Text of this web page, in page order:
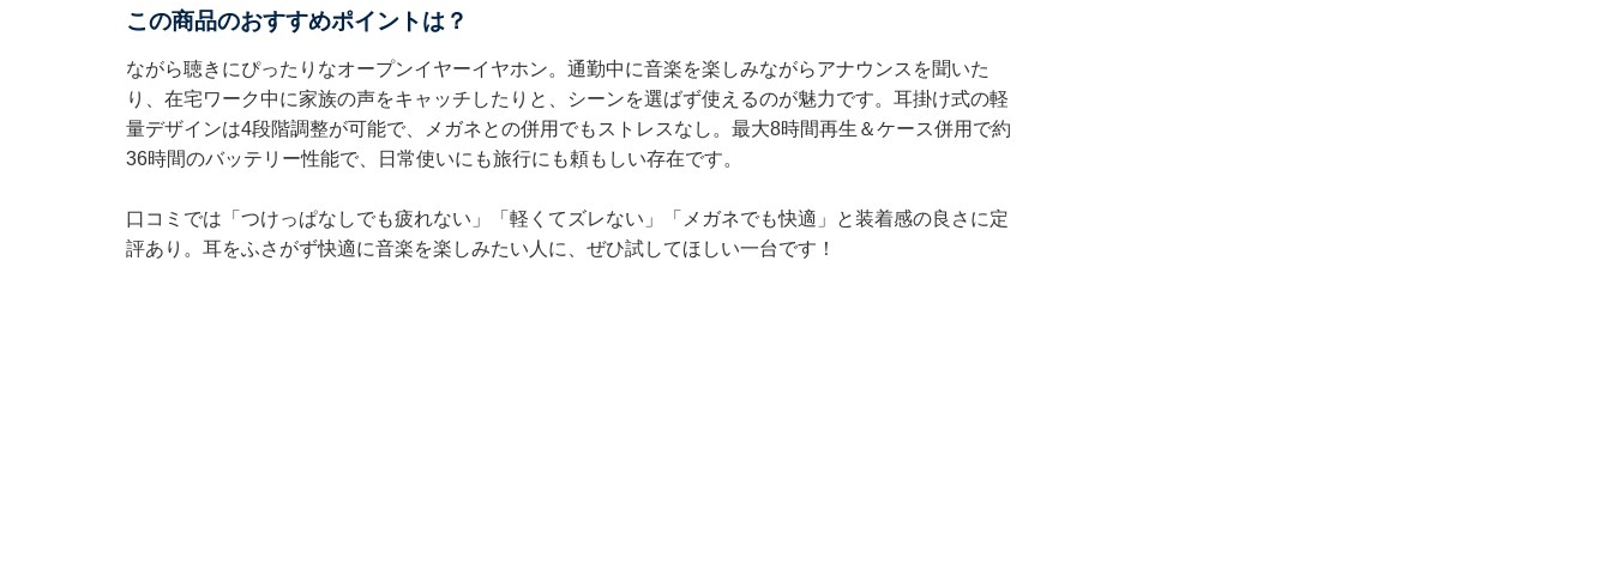
この商品のおすすめポイントは？
ながら聴きにぴったりなオープンイヤーイヤホン。通勤中に音楽を楽しみながらアナウンスを聞いた
り、在宅ワーク中に家族の声をキャッチしたりと、シーンを選ばず使えるのが魅力です。耳掛け式の軽
量デザインは4段階調整が可能で、メガネとの併用でもストレスなし。最大8時間再生＆ケース併用で約
36時間のバッテリー性能で、日常使いにも旅行にも頼もしい存在です。
口コミでは「つけっぱなしでも疲れない」「軽くてズレない」「メガネでも快適」と装着感の良さに定
評あり。耳をふさがず快適に音楽を楽しみたい人に、ぜひ試してほしい一台です！